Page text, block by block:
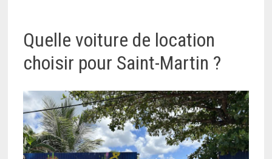
Quelle voiture de location
choisir pour Saint-Martin ?